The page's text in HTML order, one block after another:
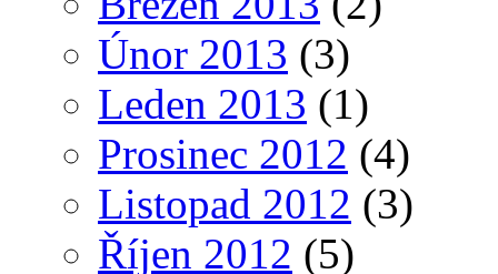
Únor 2013 (3)
Leden 2013 (1)
Prosinec 2012 (4)
Listopad 2012 (3)
Říjen 2012 (5)